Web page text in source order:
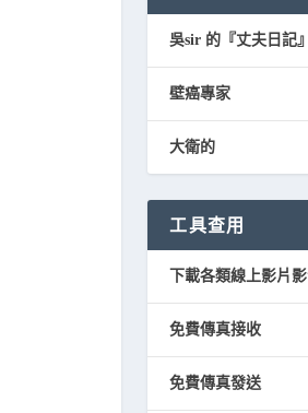
吳sir 的『丈夫日記』
壁癌專家
大衛的
工具查用
下載各類線上影片
免費傳真接收
免費傳真發送